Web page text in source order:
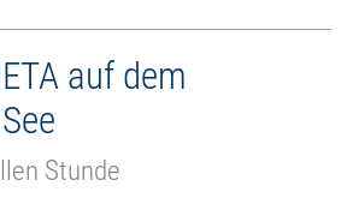
auf dem
Stunde